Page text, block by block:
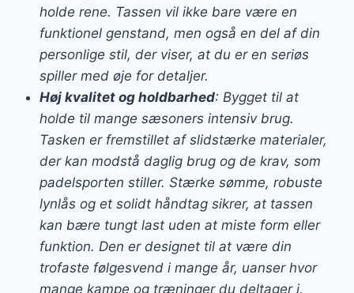
holde rene. Tassen vil ikke bare være en
funktionel genstand, men også en del af din
personlige stil, der viser, at du er en seriøs
spiller med øje for detaljer.
Høj kvalitet og holdbarhed: Bygget til at
holde til mange sæsoners intensiv brug.
Tasken er fremstillet af slidstærke materialer,
der kan modstå daglig brug og de krav, som
padelsporten stiller. Stærke sømme, robuste
lynlås og et solidt håndtag sikrer, at tassen
kan bære tungt last uden at miste form eller
funktion. Den er designet til at være din
trofaste følgesvend i mange år, uanser hvor
mange kampe og træninger du deltager i.